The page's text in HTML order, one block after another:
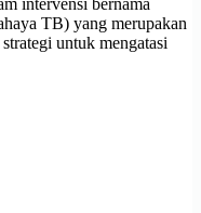
intervensi bernama
TB) yang merupakan
untuk mengatasi